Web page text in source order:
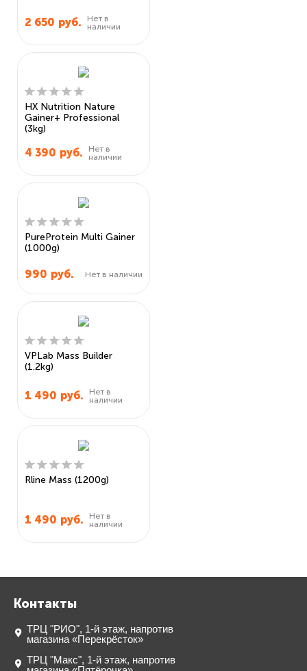
2 650 руб.
Нет в
наличии
HX Nutrition Nature
Gainer+ Professional
(3kg)
4 390 руб.
Нет в
наличии
PureProtein Multi Gainer
(1000g)
990 руб. Нет в наличии
VPLab Mass Builder
(1.2kg)
1 490 руб.
Нет в
наличии
Rline Mass (1200g)
1 490 руб.
Нет в
наличии
Контакты
ТРЦ "РИО", 1-й этаж, напротив
магазина «Перекрёсток»
ТРЦ "Макс", 1-й этаж, напротив